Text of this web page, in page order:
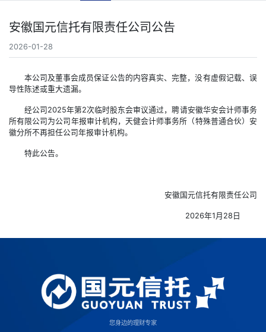
安徽国元信托有限责任公司公告
2026-01-28
本公司及董事会成员保证公告的内容真实、完整，没有虚假记载、误
导性陈述或重大遗漏。
经公司2025年第2次临时股东会审议通过，聘请安徽华安会计师事务
所有限公司为公司年报审计机构，天健会计师事务所（特殊普通合伙）安
徽分所不再担任公司年报审计机构。
特此公告。
安徽国元信托有限责任公司
2026年1月28日
您身边的理财专家